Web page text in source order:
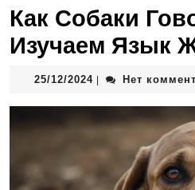
Как Собаки
Изучаем Язык
25/12/2024 Нет